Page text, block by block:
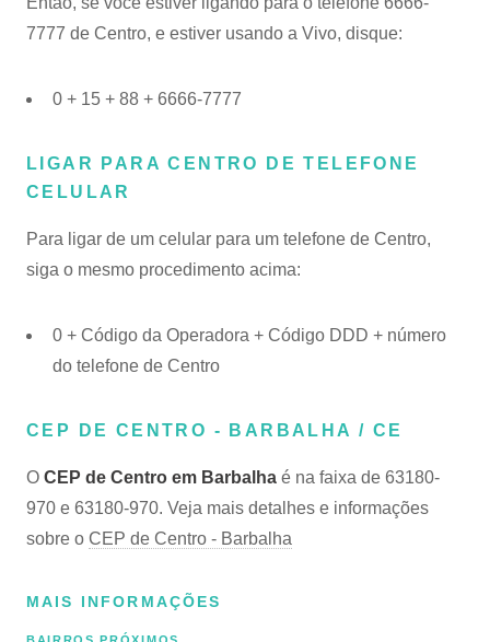
7777 de Centro, e estiver usando a Vivo, disque:
0 + 15 + 88 + 6666-7777
LIGAR PARA CENTRO DE TELEFONE
CELULAR
Para ligar de um celular para um telefone de Centro,
siga o mesmo procedimento acima:
0 + Código da Operadora + Código DDD + número
do telefone de Centro
CEP DE CENTRO - BARBALHA / CE
O CEP de Centro em Barbalha é na faixa de 63180-
970 e 63180-970. Veja mais detalhes e informações
sobre o CEP de Centro - Barbalha
MAIS INFORMAÇÕES